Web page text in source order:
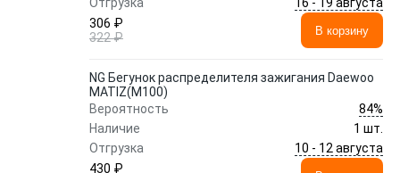
306 ₽
322 ₽
В корзину
NG Бегунок распределителя зажигания Daewoo
MATIZ(M100)
Вероятность
84%
Наличие
1 шт.
Отгрузка
10 - 12 августа
430 ₽